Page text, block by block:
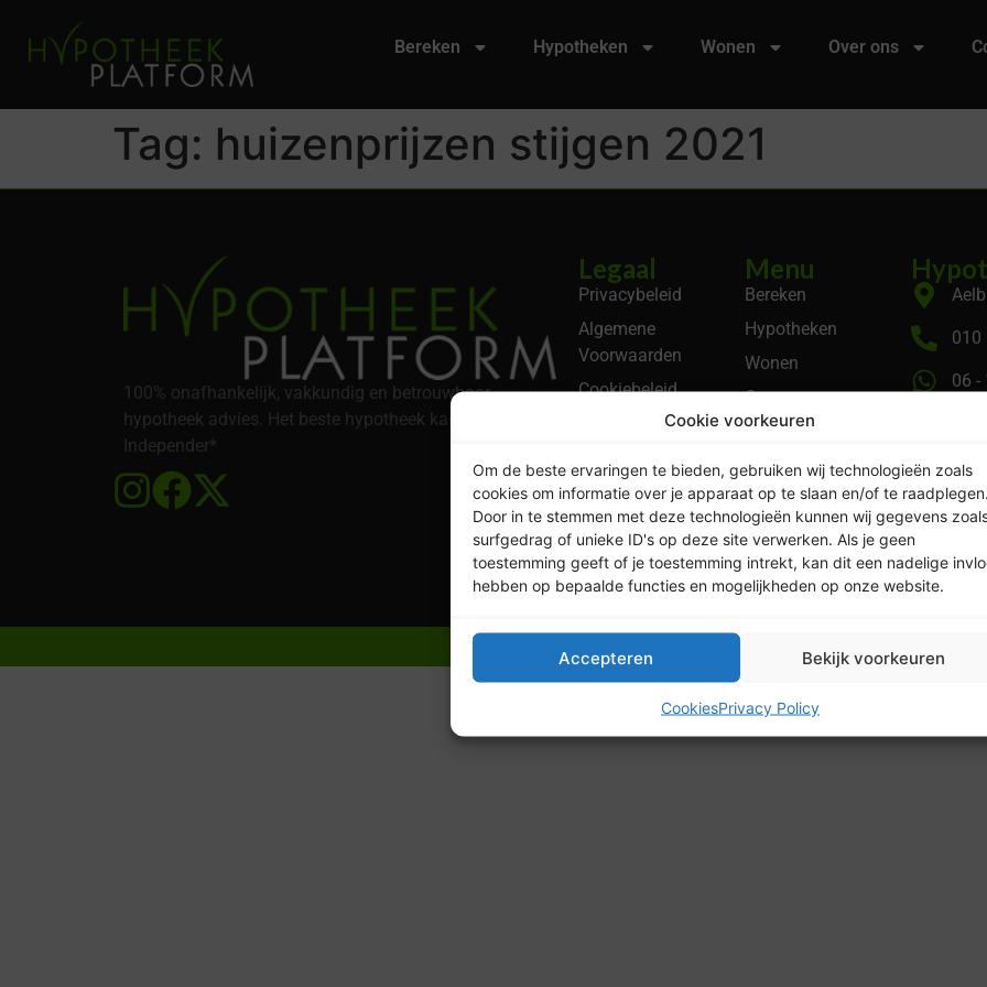
Cookie voorkeuren
Om de beste ervaringen te bieden, gebruiken wij technologieën zoals
cookies om informatie over je apparaat op te slaan en/of te raadplegen.
Door in te stemmen met deze technologieën kunnen wij gegevens
surfgedrag of unieke ID's op deze site verwerken. Als je geen
toestemming geeft of je toestemming intrekt, kan dit een nadelige
hebben op bepaalde functies en mogelijkheden op onze website.
Accepteren Bekijk voorkeuren
CookiesPrivacy Policy
Bereken Hypotheken Wonen Over ons
Tag: huizenprijzen stijgen 2021
100% onafhankelijk, vakkundig en betrouwbaar
hypotheek advies. Het beste hypotheek kantoor volgens
Independer*
Legaal
Privacybeleid
Algemene
Voorwaarden
Cookiebeleid
Menu
Bereken
Hypotheken
Wonen
Over ons
Contact
Account
010
06 -
© 2026 HypotheekPlatform | Alle rechten voorbehouden | Design by